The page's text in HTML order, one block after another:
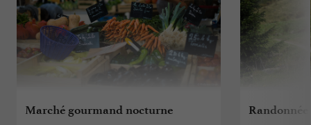
Marché gourmand nocturne